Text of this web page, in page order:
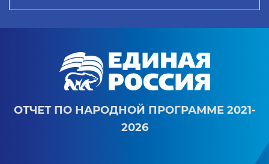
ОТЧЕТ ПО НАРОДНОЙ ПРОГРАММЕ 2021-
2026